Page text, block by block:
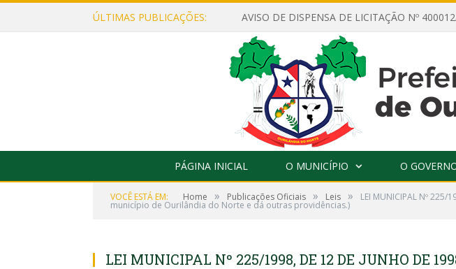
ÚLTIMAS PUBLICAÇÕES:
PÁGINA INICIAL O MUNICÍPIO O
VOCÊ ESTÁ EM: Home » Publicações Oficiais » Leis » LEI MUNICIPAL Nº
município de Ourilândia do Norte e dá outras providências.)
LEI MUNICIPAL Nº 225/1998, DE 12 DE JUNHO DE